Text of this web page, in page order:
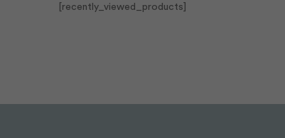
[recently_viewed_products]